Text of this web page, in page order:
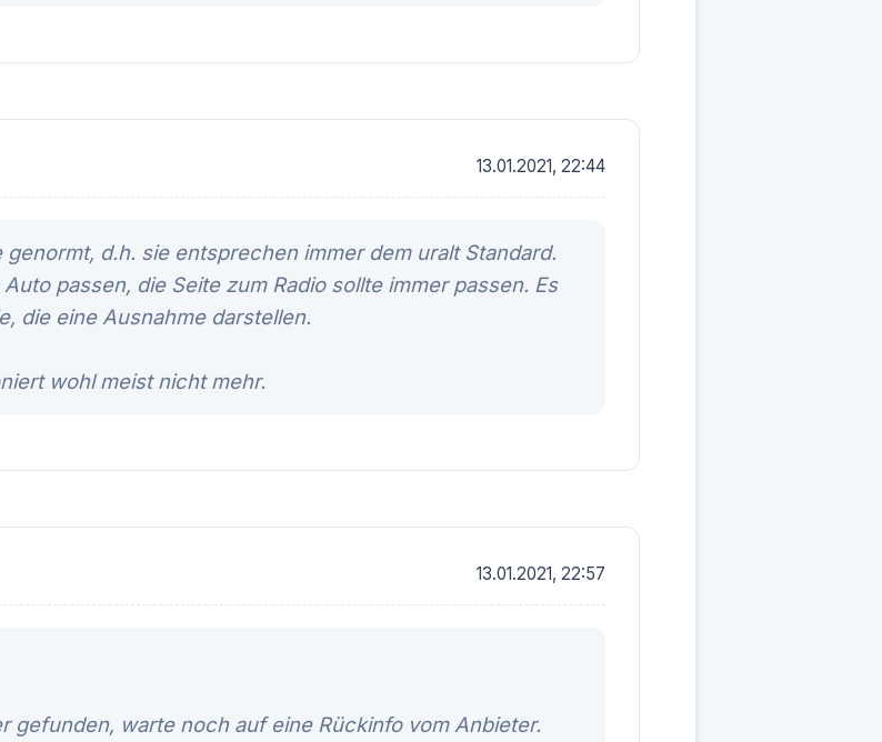
13.01.2021, 22:44
d.h. sie entsprechen immer dem uralt Standard.
passen, die Seite zum Radio sollte immer passen. Es
die eine Ausnahme darstellen.
wohl meist nicht mehr.
13.01.2021, 22:57
gefunden, warte noch auf eine Rückinfo vom Anbieter.